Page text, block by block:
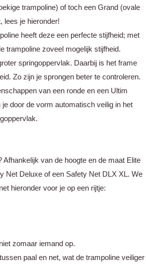
trampoline) of toch een Grand (ovale
lees je hieronder!
heeft deze een perfecte stijfheid; met
trampoline zoveel mogelijk stijfheid.
springoppervlak. Daarbij is het frame
Zo zijn je sprongen beter te controleren.
van een ronde en een Ultim
door de vorm automatisch veilig in het
van de hoogte en de maat Elite
Net Deluxe of een Safety Net DLX XL. We
hieronder voor je op een rijtje:
zomaar iemand op.
paal en net, wat de trampoline veiliger